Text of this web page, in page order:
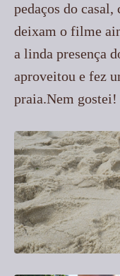
pedaços do
deixam o filme
a linda presença
aproveitou e fez
praia.Nem